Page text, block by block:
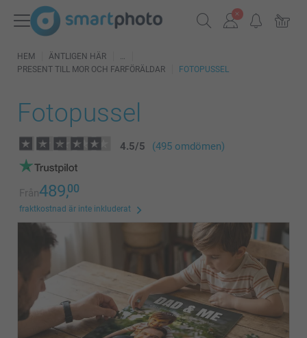
HEM
ÄNTLIGEN HÄR
PRESENT TILL MOR OCH FARFÖRÄLDAR
FOTOPUSSEL
Fotopussel
4.5/5 (495 omdömen)
Från489,00
fraktkostnad är inte inkluderat